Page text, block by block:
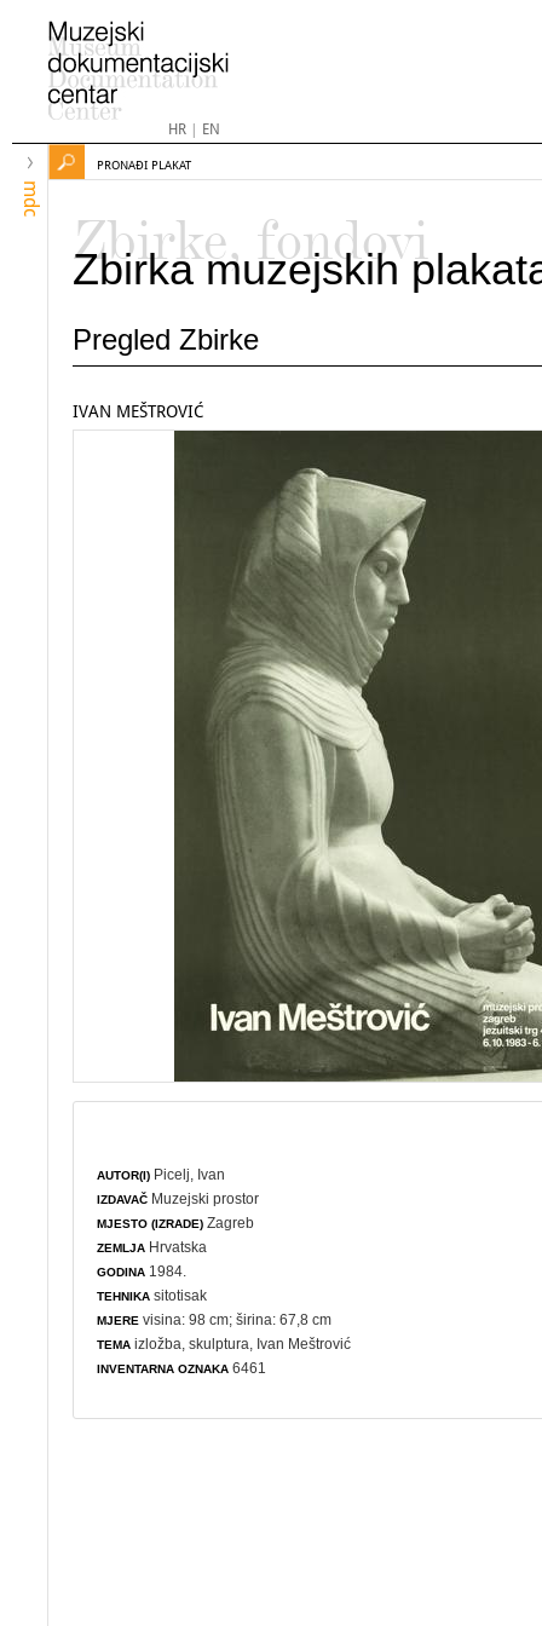
HR| EN
mdc
PRONAĐI PLAKAT
Zbirke, fondovi
Zbirka muzejskih
Pregled Zbirke
IVAN MEŠTROVIĆ
AUTOR(I) Picelj, Ivan
IZDAVAČ Muzejski prostor
MJESTO (IZRADE) Zagreb
ZEMLJA Hrvatska
GODINA 1984.
TEHNIKA sitotisak
MJERE visina: 98 cm; širina: 67,8 cm
TEMA izložba ,skulptura , Ivan Meštrović
INVENTARNA OZNAKA 6461